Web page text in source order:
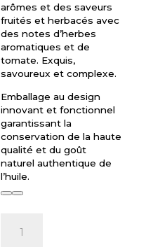
arômes et des saveurs
fruités et herbacés avec
des notes d’herbes
aromatiques et de
tomate. Exquis,
savoureux et complexe.
Emballage au design
innovant et fonctionnel
garantissant la
conservation de la haute
qualité et du goût
naturel authentique de
l’huile.